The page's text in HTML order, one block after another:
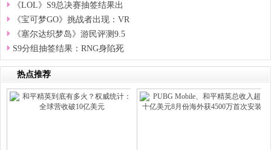
《LOL》S9总决赛抽签结果出
《宝可梦GO》挑战者出现：VR
《塞尔达织梦岛》游民评测9.5
S9分组抽签结果：RNG身陷死
热点推荐